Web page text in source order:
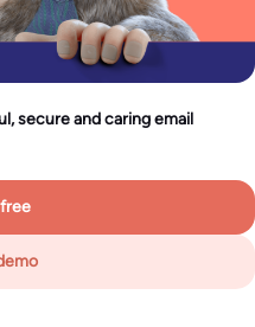
secure and caring email